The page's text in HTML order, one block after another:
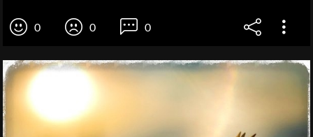
0 0 0